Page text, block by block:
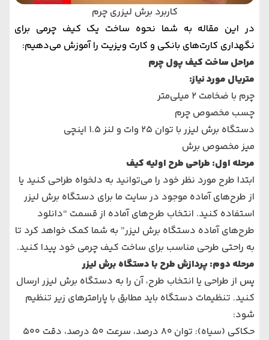
کاربرد برش لیزری چرم
در این مقاله به شما نحوه ساخت یک کیف چرمی برای
نگهداری کارت‌های بانکی و کارت ویزیت را آموزش می‌دهیم:
مراحل ساخت کیف پول چرم
متریال مورد نیاز:
چرم با ضخامت 2 میلی‌متر
چسب مخصوص چرم
دستگاه برش لیزر با توان 25 وات و لنز 1.5 اینچی
میز مخصوص برش
مرحله اول: طراحی طرح اولیه کیف
ابتدا طرح مورد نظر خود را می‌توانید به دلخواه طراحی کنید یا
از طرح‌های آماده موجود در سایت ما برای دستگاه برش لیزر
استفاده کنید. انتخاب طرح‌های آماده از قسمت “دانلود
طرح‌های آماده دستگاه برش لیزر” به شما کمک خواهد کرد تا
به راحتی طرحی مناسب برای ساخت کیف چرمی خود پیدا کنید.
مرحله دوم: پردازش طرح با دستگاه برش لیزر
پس از طراحی یا انتخاب طرح، آن را به دستگاه برش لیزر ارسال
کنید. تنظیمات دستگاه باید مطابق با پارامترهای زیر تنظیم
شود:
حکاکی (سیاه): توان 80 درصد، سرعت 50 درصد، دقت 500